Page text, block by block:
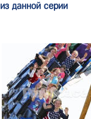
данной серии